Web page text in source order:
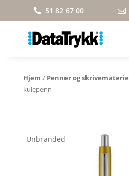
 51 82 67 00 
Hjem / Penner og
kulepenn
Unbranded